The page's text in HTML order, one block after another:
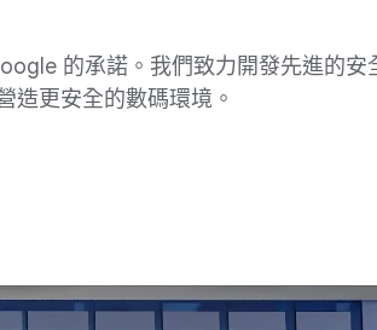
的​承諾。​我們​致力​開發​先進​的​安
造​更​安全​的​數碼​環境。